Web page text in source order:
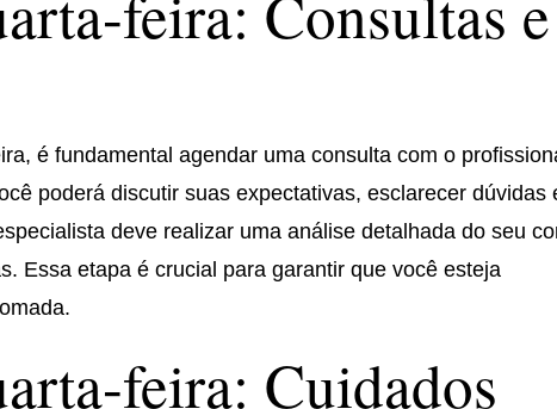
é fundamental agendar uma consulta com o
poderá discutir suas expectativas, esclarecer dúvidas
deve realizar uma análise detalhada do seu
Essa etapa é crucial para garantir que você esteja
feira: Cuidados